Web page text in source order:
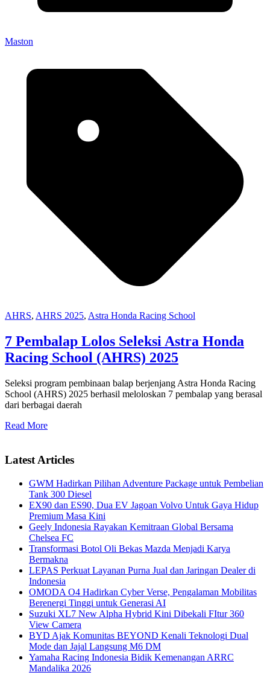
Maston
AHRS, AHRS 2025, Astra Honda Racing School
7 Pembalap Lolos Seleksi Astra Honda
Racing School (AHRS) 2025
Seleksi program pembinaan balap berjenjang Astra Honda Racing
School (AHRS) 2025 berhasil meloloskan 7 pembalap yang berasal
dari berbagai daerah
Read More
Latest Articles
GWM Hadirkan Pilihan Adventure Package untuk Pembelian
Tank 300 Diesel
EX90 dan ES90, Dua EV Jagoan Volvo Untuk Gaya Hidup
Premium Masa Kini
Geely Indonesia Rayakan Kemitraan Global Bersama
Chelsea FC
Transformasi Botol Oli Bekas Mazda Menjadi Karya
Bermakna
LEPAS Perkuat Layanan Purna Jual dan Jaringan Dealer di
Indonesia
OMODA O4 Hadirkan Cyber Verse, Pengalaman Mobilitas
Berenergi Tinggi untuk Generasi AI
Suzuki XL7 New Alpha Hybrid Kini Dibekali FItur 360
View Camera
BYD Ajak Komunitas BEYOND Kenali Teknologi Dual
Mode dan Jajal Langsung M6 DM
Yamaha Racing Indonesia Bidik Kemenangan ARRC
Mandalika 2026